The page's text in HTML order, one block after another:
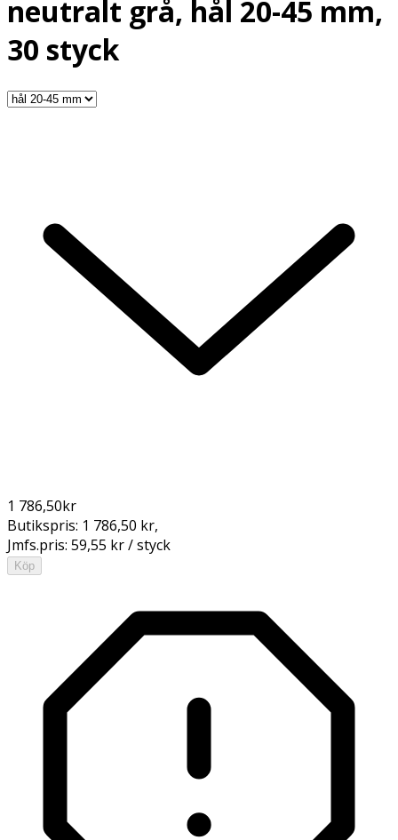
neutralt grå, hål 20-45 mm,
30 styck
1 786,50kr
Butikspris: 1 786,50 kr,
Jmfs.pris: 59,55 kr / styck
Köp